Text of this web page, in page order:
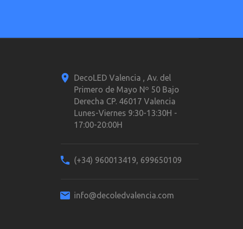
DecoLED Valencia , Av. del
Primero de Mayo Nº 50 Bajo
Derecha CP. 46017 Valencia
Lunes-Viernes 9:30-13:30H -
17:00-20:00H
(+34) 960013419, 699650109
info@decoledvalencia.com